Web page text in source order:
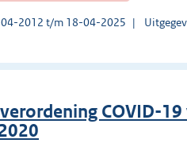
04-2012 t/m 18-04-2025
COVID-